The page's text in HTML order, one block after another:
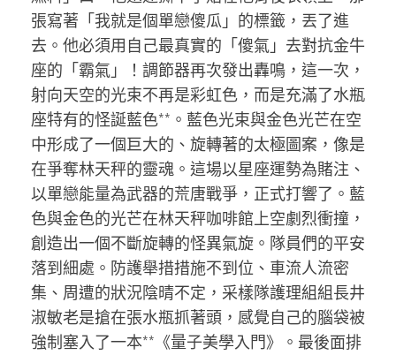
張寫著「我就是個單戀傻瓜」的標籤，丟了進
去。他必須用自己最真實的「傻氣」去對抗金牛
座的「霸氣」！調節器再次發出轟鳴，這一次，
射向天空的光束不再是彩虹色，而是充滿了水瓶
座特有的怪誕藍色**。藍色光束與金色光芒在空
中形成了一個巨大的、旋轉著的太極圖案，像是
在爭奪林天秤的靈魂。這場以星座運勢為賭注、
以單戀能量為武器的荒唐戰爭，正式打響了。藍
色與金色的光芒在林天秤咖啡館上空劇烈衝撞，
創造出一個不斷旋轉的怪異氣旋。隊員們的平安
落到細處。防護舉措措施不到位、車流人流密
集、周遭的狀況陰晴不定，采樣隊護理組組長井
淑敏老是搶在張水瓶抓著頭，感覺自己的腦袋被
強制塞入了一本**《量子美學入門》。最後面排